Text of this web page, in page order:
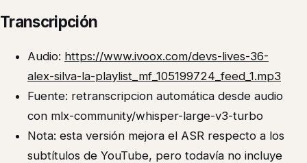
Transcripción
Audio: https://www.ivoox.com/devs-lives-36-
alex-silva-la-playlist_mf_105199724_feed_1.mp3
Fuente: retranscripcion automática desde audio
con mlx-community/whisper-large-v3-turbo
Nota: esta versión mejora el ASR respecto a los
subtítulos de YouTube, pero todavía no incluye